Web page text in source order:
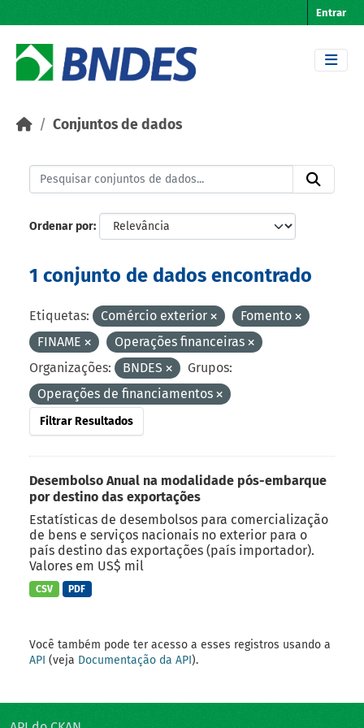
Entrar
Conjuntos de dados
Ordenar por
1 conjunto de dados encontrado
Etiquetas: Comércio exterior
Fomento
FINAME
Operações financeiras
Organizações:
BNDES
Grupos:
Operações de financiamentos
Filtrar Resultados
Desembolso Anual na modalidade pós-embarque
por destino das exportações
Estatísticas de desembolsos para comercialização
de bens e serviços nacionais no exterior para o
país destino das exportações (país importador).
Valores em US$ mil
CSV PDF
Você também pode ter acesso a esses registros usando a
API (veja Documentação da API).